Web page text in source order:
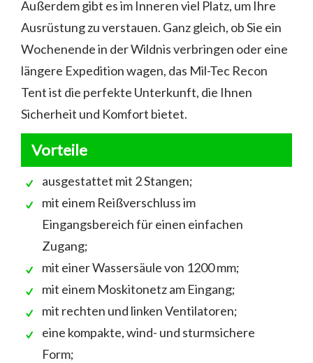
Außerdem gibt es im Inneren viel Platz, um Ihre
Ausrüstung zu verstauen. Ganz gleich, ob Sie ein
Wochenende in der Wildnis verbringen oder eine
längere Expedition wagen, das Mil-Tec Recon
Tent ist die perfekte Unterkunft, die Ihnen
Sicherheit und Komfort bietet.
Vorteile
ausgestattet mit 2 Stangen;
mit einem Reißverschluss im
Eingangsbereich für einen einfachen
Zugang;
mit einer Wassersäule von 1200 mm;
mit einem Moskitonetz am Eingang;
mit rechten und linken Ventilatoren;
eine kompakte, wind- und sturmsichere
Form;